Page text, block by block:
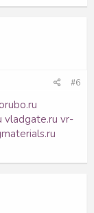
#6
vladgate.ru vr-